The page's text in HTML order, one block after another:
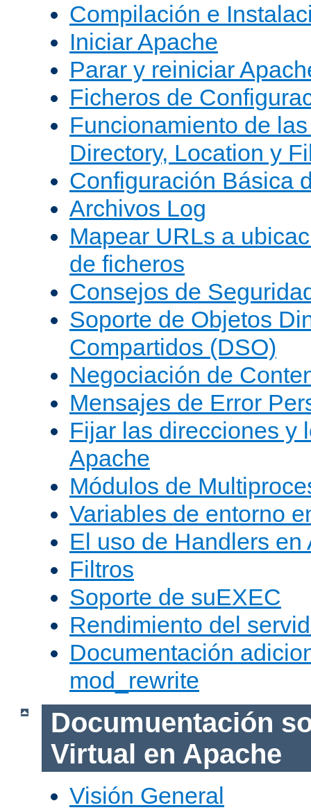
Compilación e
Iniciar Apache
Parar y reiniciar
Ficheros de
Funcionamiento de
Directory, Location y
Configuración Básica
Archivos Log
Mapear URLs a
de ficheros
Consejos de
Soporte de Objetos
Compartidos (DSO)
Negociación de
Mensajes de Error
Fijar las direcciones y
Apache
Módulos de
Variables de entorno
El uso de Handlers en
Filtros
Soporte de suEXEC
Rendimiento del
Documentación
mod_rewrite
Documuentación
Virtual en Apache
Visión General